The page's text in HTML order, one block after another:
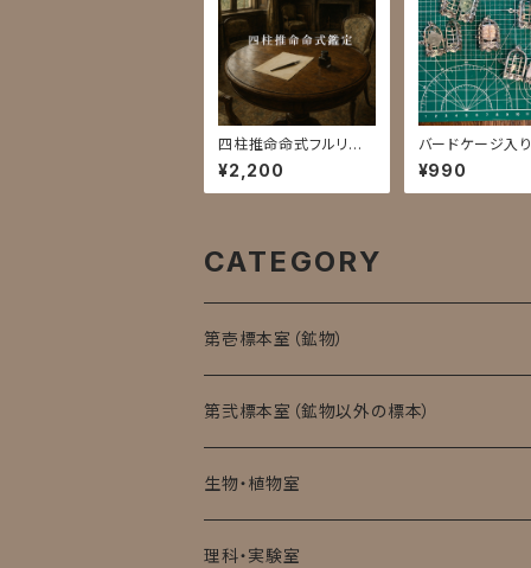
四柱推命命式フルリー
ディング
¥2,200
バードケージ入
¥990
CATEGORY
第壱標本室（鉱物）
第弐標本室（鉱物以外の標本）
生物・植物室
理科・実験室